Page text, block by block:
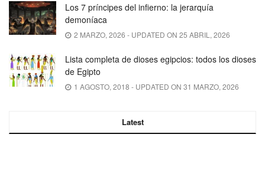
Los 7 príncipes del infierno: la jerarquía
demoníaca
2 MARZO, 2026 - UPDATED ON 25 ABRIL, 2026
Lista completa de dioses egipcios: todos los dioses
de Egipto
1 AGOSTO, 2018 - UPDATED ON 31 MARZO, 2026
Latest